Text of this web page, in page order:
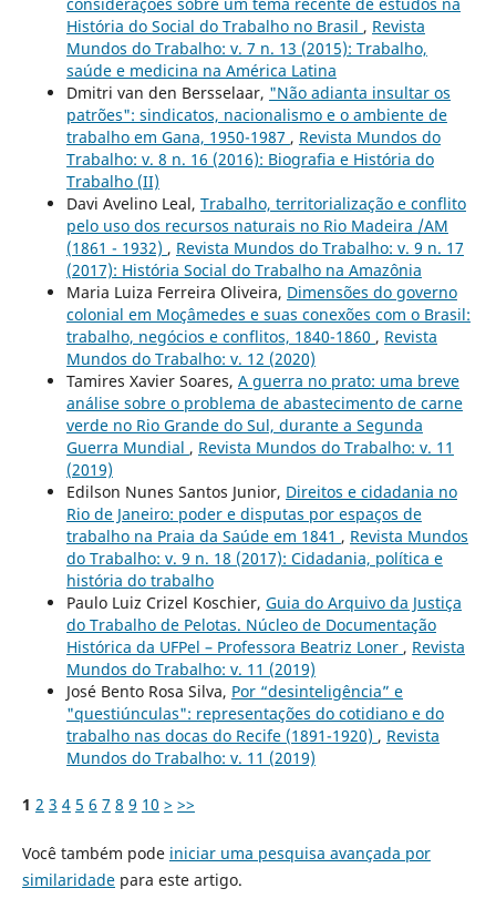
História do Social do Trabalho no Brasil , Revista
Mundos do Trabalho: v. 7 n. 13 (2015): Trabalho,
saúde e medicina na América Latina
Dmitri van den Bersselaar, "Não adianta insultar os
patrões": sindicatos, nacionalismo e o ambiente de
trabalho em Gana, 1950-1987 , Revista Mundos do
Trabalho: v. 8 n. 16 (2016): Biografia e História do
Trabalho (II)
Davi Avelino Leal, Trabalho, territorialização e conflito
pelo uso dos recursos naturais no Rio Madeira /AM
(1861 - 1932) , Revista Mundos do Trabalho: v. 9 n. 17
(2017): História Social do Trabalho na Amazônia
Maria Luiza Ferreira Oliveira, Dimensões do governo
colonial em Moçâmedes e suas conexões com o Brasil:
trabalho, negócios e conflitos, 1840-1860 , Revista
Mundos do Trabalho: v. 12 (2020)
Tamires Xavier Soares, A guerra no prato: uma breve
análise sobre o problema de abastecimento de carne
verde no Rio Grande do Sul, durante a Segunda
Guerra Mundial , Revista Mundos do Trabalho: v. 11
(2019)
Edilson Nunes Santos Junior, Direitos e cidadania no
Rio de Janeiro: poder e disputas por espaços de
trabalho na Praia da Saúde em 1841 , Revista Mundos
do Trabalho: v. 9 n. 18 (2017): Cidadania, política e
história do trabalho
Paulo Luiz Crizel Koschier, Guia do Arquivo da Justiça
do Trabalho de Pelotas. Núcleo de Documentação
Histórica da UFPel – Professora Beatriz Loner , Revista
Mundos do Trabalho: v. 11 (2019)
José Bento Rosa Silva, Por “desinteligência” e
"questiúnculas": representações do cotidiano e do
trabalho nas docas do Recife (1891-1920) , Revista
Mundos do Trabalho: v. 11 (2019)
1 2 3 4 5 6 7 8 9 10 > >>
Você também pode iniciar uma pesquisa avançada por
similaridadepara este artigo.